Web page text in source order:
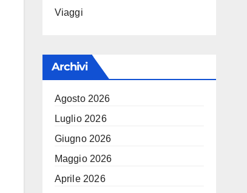
Viaggi
Archivi
Agosto 2026
Luglio 2026
Giugno 2026
Maggio 2026
Aprile 2026